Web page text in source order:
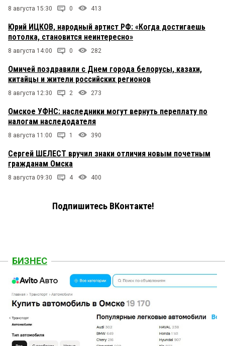
8 августа 15:30 0 413
Юрий ИЦКОВ, народный артист РФ: «Когда достигаешь
потолка, становится неинтересно»
8 августа 14:00 0 282
Омичей поздравили с Днем города белорусы, казахи,
китайцы и жители российских регионов
8 августа 12:30 2 273
Омское УФНС: наследники могут вернуть переплату по
налогам наследодателя
8 августа 11:00 1 390
Сергей ШЕЛЕСТ вручил знаки отличия новым почетным
гражданам Омска
8 августа 09:30 4 400
Подпишитесь ВКонтакте!
БИЗНЕС